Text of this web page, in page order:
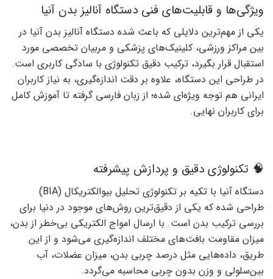
ویژگی‌ها و قابلیت‌های فنی دستگاه آنالیز بدن آنیا
یکی از مهم‌ترین دلایلی که باعث شده دستگاه آنالیز بدن آنیا در
بین مراکز ورزشی، کلینیک‌های پزشکی و مربیان تخصصی مورد
استقبال قرار بگیرد، ترکیب دقیق تکنولوژی با سادگی کاربری است.
در طراحی این دستگاه، علاوه بر دقت اندازه‌گیری، به نیاز کاربران
ایرانی هم توجه ویژه‌ای شده؛ از زبان فارسی گرفته تا آموزش کامل
برای کاربران نهایی.
🧠 تکنولوژی دقیق و پردازش پیشرفته
دستگاه آنیا با تکیه بر تکنولوژی تحلیل بیوالکتریکال (BIA)
طراحی شده که یکی از دقیق‌ترین روش‌های موجود در دنیا برای
بررسی ترکیب بدن است. با ارسال امواج الکتریکی بی‌خطر از بدن،
میزان مقاومت بافت‌های مختلف اندازه‌گیری می‌شود و از این
طریق، داده‌هایی مثل درصد چربی بدن، میزان عضلات، آب
بین‌سلولی و وزن بدون چربی محاسبه می‌گردد.